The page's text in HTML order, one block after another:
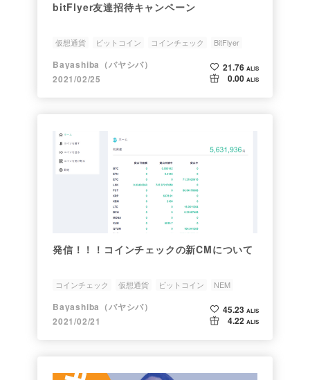
bitFlyer友達招待キャンペーン
仮想通貨 ビットコイン コインチェック
BitFlyer
ビットフライヤー
Bayashiba（バヤシバ）
2021/02/25
21.76 ALIS
0.00 ALIS
発信！！！コインチェックの新CMについて
コインチェック 仮想通貨 ビットコイン
NEM
ビットフライヤー
Bayashiba（バヤシバ）
2021/02/21
45.23 ALIS
4.22 ALIS